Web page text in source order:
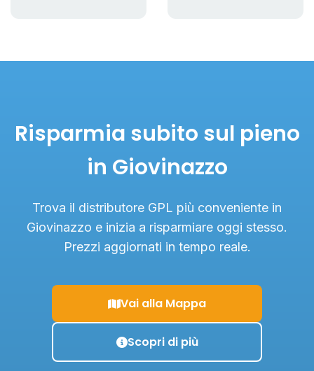
Risparmia subito sul pieno
in Giovinazzo
Trova il distributore GPL più conveniente in
Giovinazzo e inizia a risparmiare oggi stesso.
Prezzi aggiornati in tempo reale.
Vai alla Mappa
Scopri di più